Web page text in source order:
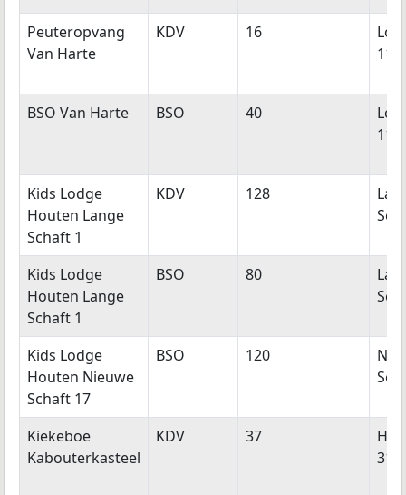
Peuteropvang
Van Harte
KDV 16
11a
BSO Van Harte BSO 40
11a
Kids Lodge
Houten Lange
Schaft 1
KDV 128
Kids Lodge
Houten Lange
Schaft 1
BSO 80
Kids Lodge
Houten Nieuwe
Schaft 17
BSO 120
Kiekeboe
Kabouterkasteel
KDV 37
31